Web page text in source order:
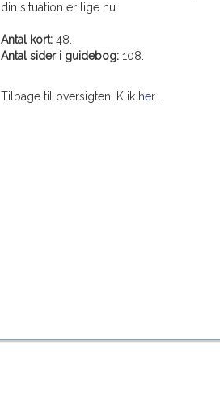
din situation er lige nu.
Antal kort: 48.
Antal sider i guidebog: 108.
Tilbage til oversigten. Klik her...